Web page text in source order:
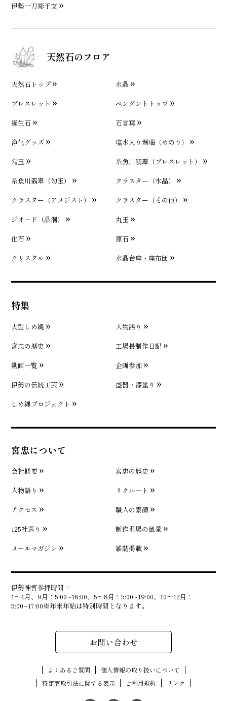
伊勢一刀彫干支
天然石のフロア
天然石トップ
水晶
ブレスレット
ペンダントトップ
誕生石
石言葉
浄化グッズ
塩水入り瑪瑙（めのう）
勾玉
糸魚川翡翠（ブレスレット）
糸魚川翡翠（勾玉）
クラスター（水晶）
クラスター（アメジスト）
クラスター（その他）
ジオード（晶洞）
丸玉
化石
原石
クリスタル
水晶台座・座布団
特集
大型しめ縄
人物語り
宮忠の歴史
工場長制作日記
動画一覧
企画参加
伊勢の伝統工芸
盛器・漆塗り
しめ縄プロジェクト
宮忠について
会社概要
宮忠の歴史
人物語り
リクルート
アクセス
職人の素顔
125社巡り
制作現場の風景
メールマガジン
雑誌掲載
伊勢神宮参拝時間：
1〜4月、9月：5:00~18:00、5〜8月：5:00~19:00、10〜12月：
5:00~17:00※年末年始は特別時間となります。
お問い合わせ
よくあるご質問
個人情報の取り扱いについて
特定商取引法に関する表示
ご利用規約 リンク